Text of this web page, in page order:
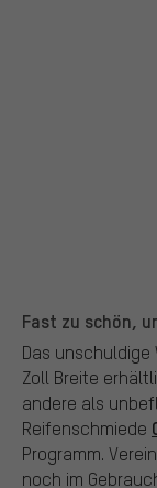
Fast zu schön,
Das
Zoll Breite
andere als
Reifenschmiede
Programm.
noch im